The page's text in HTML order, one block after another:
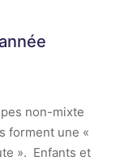
non-mixte
forment une «
». Enfants et